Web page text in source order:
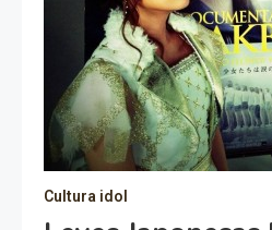
Cultura idol